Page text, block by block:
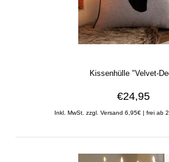
Kissenhülle "Velvet-
€24,95
Inkl. MwSt. zzgl. Versand 6,95€ | frei ab